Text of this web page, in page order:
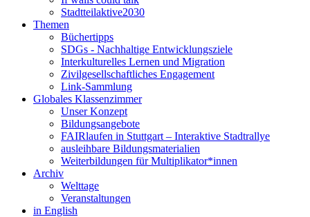
Stadtteilaktive2030
Themen
Büchertipps
SDGs - Nachhaltige Entwicklungsziele
Interkulturelles Lernen und Migration
Zivilgesellschaftliches Engagement
Link-Sammlung
Globales Klassenzimmer
Unser Konzept
Bildungsangebote
FAIRlaufen in Stuttgart – Interaktive Stadtrallye
ausleihbare Bildungsmaterialien
Weiterbildungen für Multiplikator*innen
Archiv
Welttage
Veranstaltungen
in English